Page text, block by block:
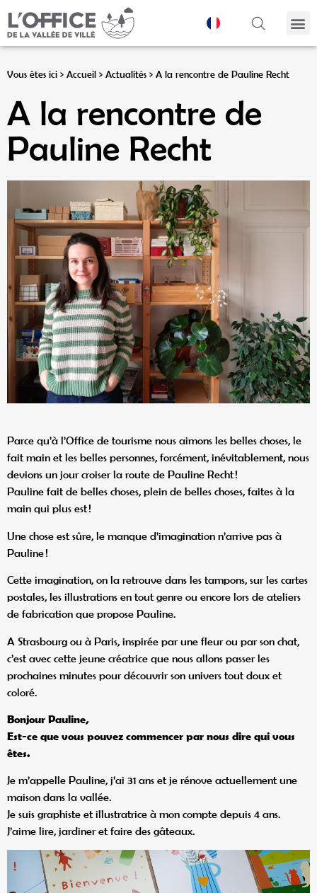
Vous êtes ici > Accueil > Actualités > A la rencontre de Pauline Recht
A la rencontre de
Pauline Recht
Parce qu’à l’Office de tourisme nous aimons les belles choses, le
fait main et les belles personnes, forcément, inévitablement, nous
devions un jour croiser la route de Pauline Recht !
Pauline fait de belles choses, plein de belles choses, faites à la
main qui plus est !
Une chose est sûre, le manque d’imagination n’arrive pas à
Pauline !
Cette imagination, on la retrouve dans les tampons, sur les cartes
postales, les illustrations en tout genre ou encore lors de ateliers
de fabrication que propose Pauline.
A Strasbourg ou à Paris, inspirée par une fleur ou par son chat,
c’est avec cette jeune créatrice que nous allons passer les
prochaines minutes pour découvrir son univers tout doux et
coloré.
Bonjour Pauline,
Est-ce que vous pouvez commencer par nous dire qui vous
êtes.
Je m’appelle Pauline, j’ai 31 ans et je rénove actuellement une
maison dans la vallée.
Je suis graphiste et illustratrice à mon compte depuis 4 ans.
J’aime lire, jardiner et faire des gâteaux.
Panneau de gestion des cookies